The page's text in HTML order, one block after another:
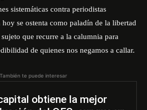
sistemáticas contra periodistas
se ostenta como paladín de la libertad
que recurre a la calumnia para
de quienes nos negamos a callar.
También te puede interesar
obtiene la mejor